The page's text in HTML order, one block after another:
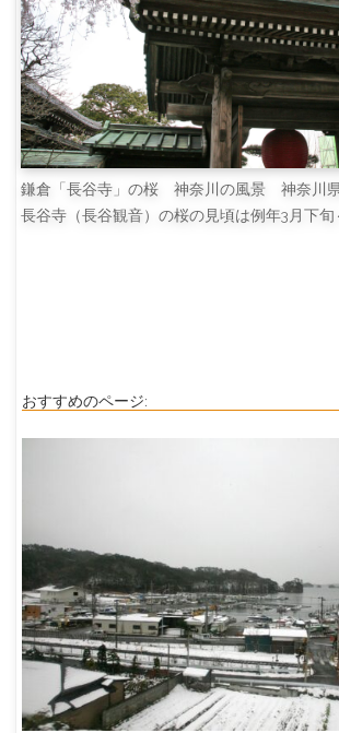
鎌倉「長谷寺」の桜 神奈川の風景 神奈川
長谷寺（長谷観音）の桜の見頃は例年3月下旬
おすすめのページ: